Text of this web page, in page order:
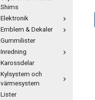
Shims
Elektronik
Emblem & Dekaler
Gummilister
Inredning
Karossdelar
Kylsystem och
värmesystem
Lister